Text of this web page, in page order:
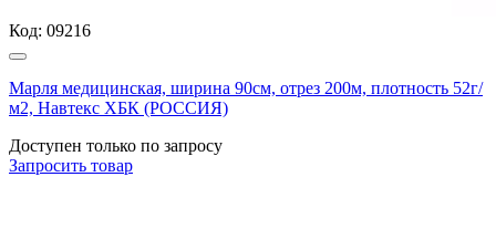
Код: 09216
Марля медицинская, ширина 90см, отрез 200м, плотность 52г/
м2, Навтекс ХБК (РОССИЯ)
Доступен только по запросу
Запросить товар